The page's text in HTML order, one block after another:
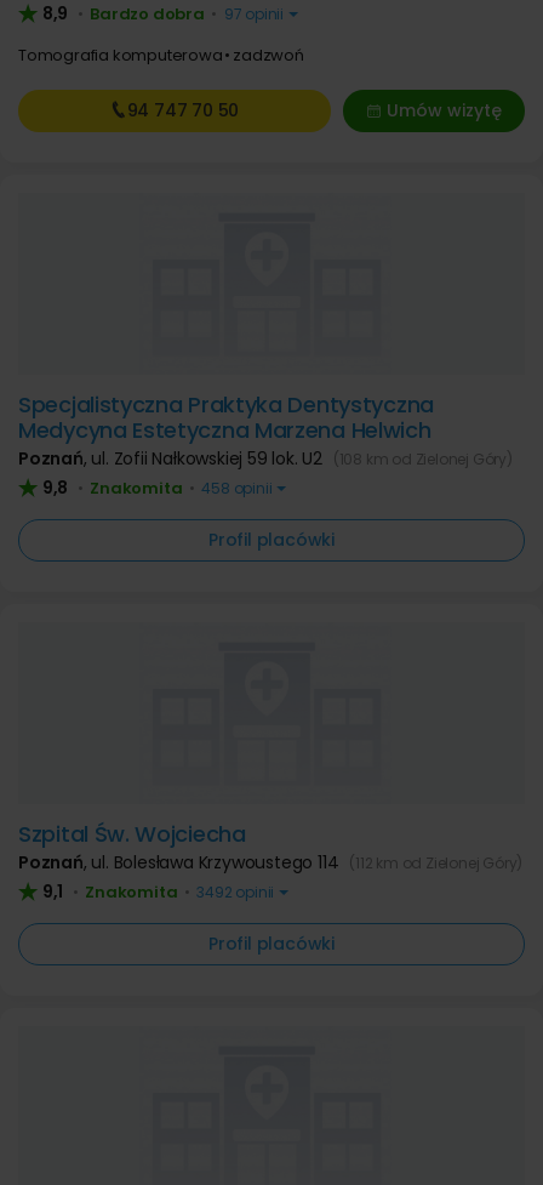
8,9 • Bardzo dobra • 97 opinii
Tomografia komputerowa zadzwoń
Umów wizytę
94 747 70 50
Specjalistyczna Praktyka Dentystyczna
Medycyna Estetyczna Marzena Helwich
Poznań, ul. Zofii Nałkowskiej 59 lok. U2 (108 km od Zielonej Góry)
9,8 • Znakomita • 458 opinii
Profil placówki
Szpital Św. Wojciecha
Poznań, ul. Bolesława Krzywoustego 114 (112 km od Zielonej Góry)
9,1 • Znakomita • 3492 opinii
Profil placówki